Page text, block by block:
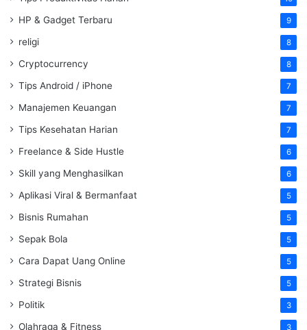
HP & Gadget Terbaru 9
religi 8
Cryptocurrency 8
Tips Android / iPhone 7
Manajemen Keuangan 7
Tips Kesehatan Harian 7
Freelance & Side Hustle 6
Skill yang Menghasilkan 6
Aplikasi Viral & Bermanfaat 5
Bisnis Rumahan 5
Sepak Bola 5
Cara Dapat Uang Online 5
Strategi Bisnis 5
Politik 3
Olahraga & Fitness 3